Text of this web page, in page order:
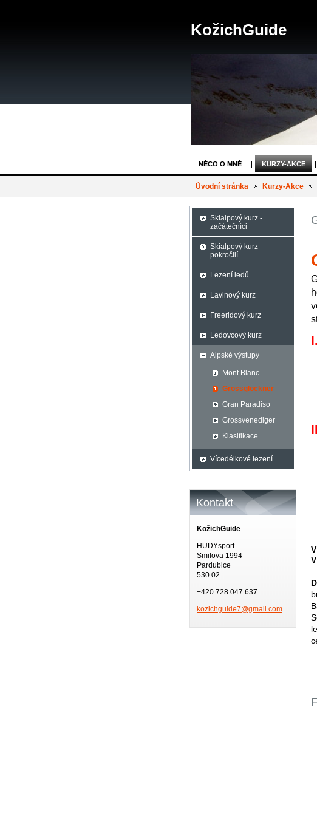
KožichGuide
NĚCO O MNĚ KURZY-AKCE
ABSOLVOVANÉ AKCE
Úvodní stránka Kurzy-Akce
Skialpový kurz -
začátečníci
Skialpový kurz -
pokročilí
Lezení ledů
Lavinový kurz
Freeridový kurz
Ledovcový kurz
Alpské výstupy
Mont Blanc
Grossglockner
Gran Paradiso
Grossvenediger
Klasifikace
Vícedélkové lezení
Kontakt
KožichGuide
HUDYsport
Smilova 1994
Pardubice
530 02
+420 728 047 637
kozichguide7@gmail.com